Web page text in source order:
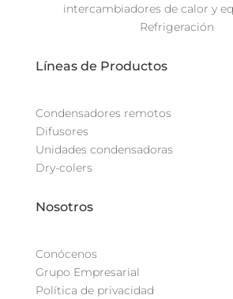
intercambiadores de calor y
Refrigeración
Líneas de Productos
Condensadores remotos
Difusores
Unidades condensadoras
Dry-colers
Nosotros
Conócenos
Grupo Empresarial
Política de privacidad